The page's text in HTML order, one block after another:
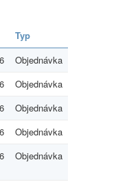
Typ
Objednávka
Objednávka
Objednávka
Objednávka
Objednávka